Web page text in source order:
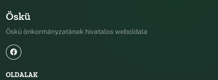
Öskü
Öskü önkormányzatának hivatalos weboldala
OLDALAK